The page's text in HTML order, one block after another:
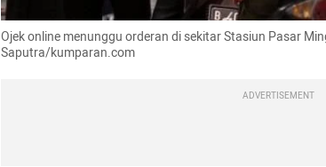
Ojek online menunggu orderan di sekitar Stasiun Pasar
Saputra/kumparan.com
ADVERTISEMENT